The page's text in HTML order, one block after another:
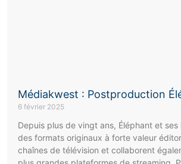
Médiakwest : Postproduction
6 février 2025
Depuis plus de vingt ans, Éléphant et
des formats originaux à forte valeur
chaînes de télévision et collaborent